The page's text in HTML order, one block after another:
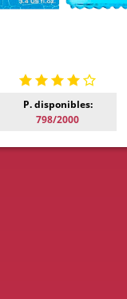
P. disponibles:
798/2000